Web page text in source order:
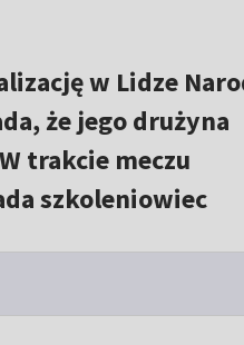
w Lidze
że jego drużyna
trakcie meczu
szkoleniowiec